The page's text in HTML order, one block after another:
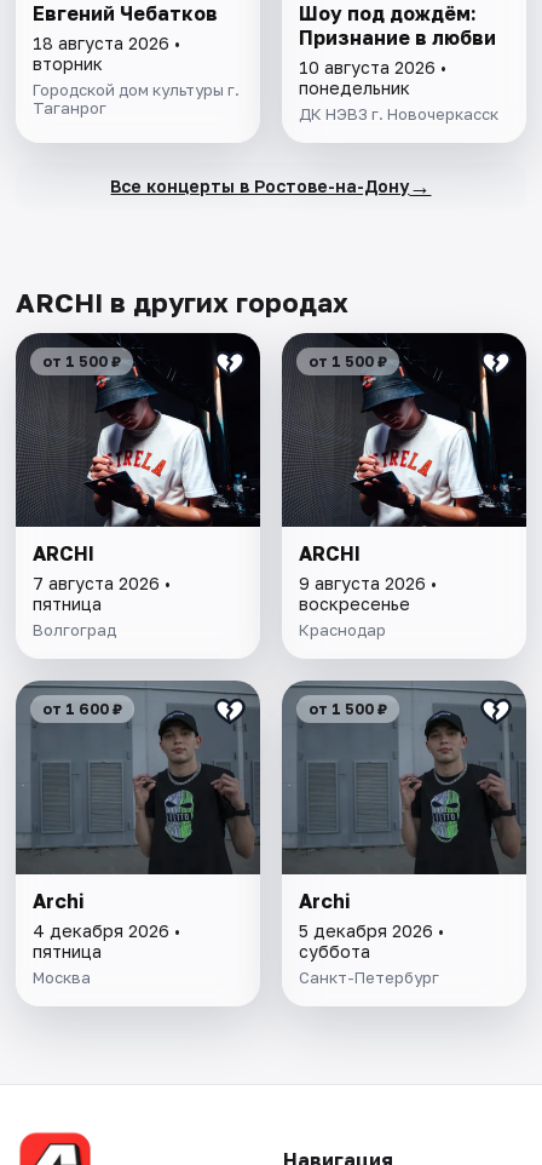
Евгений Чебатков
18 августа 2026 •
вторник
Городской дом культуры г.
Таганрог
Шоу под дождём:
Признание в любви
10 августа 2026 •
понедельник
ДК НЭВЗ г. Новочеркасск
Все концерты в Ростове-на-Дону→
ARCHI в других городах
от 1 500 ₽
ARCHI
7 августа 2026 •
пятница
Волгоград
от 1 500 ₽
ARCHI
9 августа 2026 •
воскресенье
Краснодар
от 1 600 ₽
Archi
4 декабря 2026 •
пятница
Москва
от 1 500 ₽
Archi
5 декабря 2026 •
суббота
Санкт-Петербург